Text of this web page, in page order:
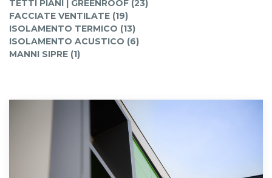
TETTI PIANI | GREENROOF (23)
FACCIATE VENTILATE (19)
ISOLAMENTO TERMICO (13)
ISOLAMENTO ACUSTICO (6)
MANNI SIPRE (1)